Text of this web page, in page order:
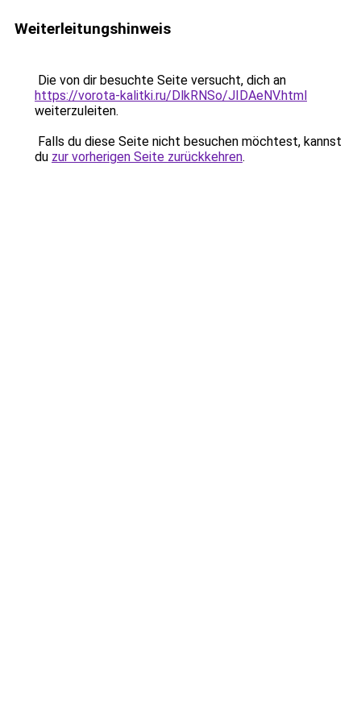
Weiterleitungshinweis
Die von dir besuchte Seite versucht, dich an
https://vorota-kalitki.ru/DlkRNSo/JIDAeNV.html
weiterzuleiten.
Falls du diese Seite nicht besuchen möchtest, kannst
du zur vorherigen Seite zurückkehren.